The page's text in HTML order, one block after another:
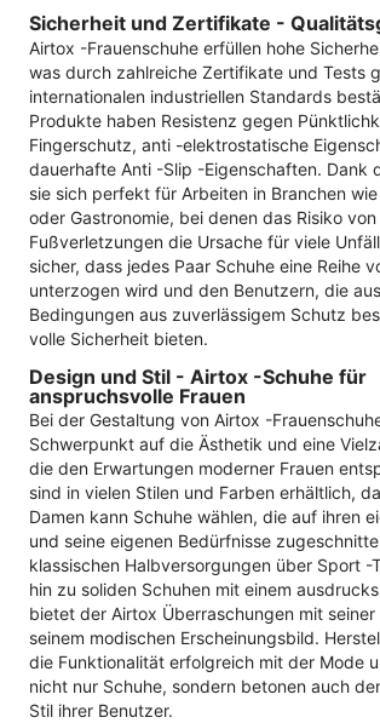
Sicherheit und Zertifikate -
Airtox -Frauenschuhe erfüllen hohe
was durch zahlreiche Zertifikate und Tests
internationalen industriellen Standards
Produkte haben Resistenz gegen
Fingerschutz, anti -elektrostatische
dauerhafte Anti -Slip -Eigenschaften. Dank
sie sich perfekt für Arbeiten in Branchen
oder Gastronomie, bei denen das Risiko von
Fußverletzungen die Ursache für viele
sicher, dass jedes Paar Schuhe eine Reihe
unterzogen wird und den Benutzern, die
Bedingungen aus zuverlässigem Schutz
volle Sicherheit bieten.
Design und Stil - Airtox -Schuhe für
anspruchsvolle Frauen
Bei der Gestaltung von Airtox -
Schwerpunkt auf die Ästhetik und eine
die den Erwartungen moderner Frauen
sind in vielen Stilen und Farben erhältlich,
Damen kann Schuhe wählen, die auf ihren
und seine eigenen Bedürfnisse
klassischen Halbversorgungen über Sport -
hin zu soliden Schuhen mit einem
bietet der Airtox Überraschungen mit
seinem modischen Erscheinungsbild.
die Funktionalität erfolgreich mit der Mode
nicht nur Schuhe, sondern betonen auch
Stil ihrer Benutzer.